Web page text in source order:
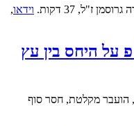
ז"ל, 37 דקות. וידאו,
היחס בין עץ
(MP3, 16MB, הועבר מקלטת, חסר סוף